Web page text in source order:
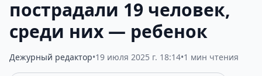
пострадали 19 человек,
среди них — ребенок
Дежурный редактор•19 июля 2025 г. 18:14•1 мин чтения